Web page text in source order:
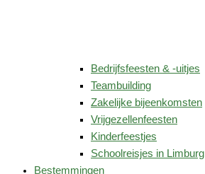
Bedrijfsfeesten & -uitjes
Teambuilding
Zakelijke bijeenkomsten
Vrijgezellenfeesten
Kinderfeestjes
Schoolreisjes in Limburg
Bestemmingen